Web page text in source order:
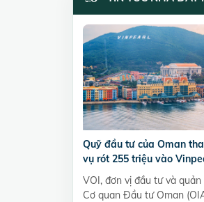
Quỹ đầu tư của Oman
vụ rót 255 triệu vào
VOI, đơn vị đầu tư và
Cơ quan Đầu tư Oman